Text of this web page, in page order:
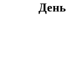
День